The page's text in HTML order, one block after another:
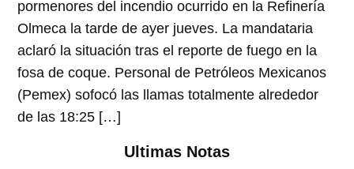
pormenores del incendio ocurrido en la Refinería
Olmeca la tarde de ayer jueves. La mandataria
aclaró la situación tras el reporte de fuego en la
fosa de coque. Personal de Petróleos Mexicanos
(Pemex) sofocó las llamas totalmente alrededor
de las 18:25 […]
Ultimas Notas